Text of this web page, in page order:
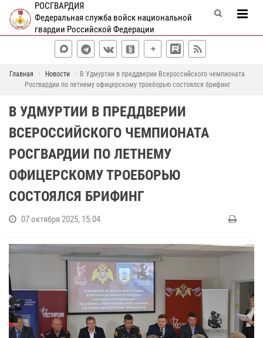
РОСГВАРДИЯ
Федеральная служба войск национальной
гвардии Российской Федерации
Главная Новости
В Удмуртии в преддверии Всероссийского чемпионата
Росгвардии по летнему офицерскому троеборью состоялся брифинг
В УДМУРТИИ В ПРЕДДВЕРИИ
ВСЕРОССИЙСКОГО ЧЕМПИОНАТА
РОСГВАРДИИ ПО ЛЕТНЕМУ
ОФИЦЕРСКОМУ ТРОЕБОРЬЮ
СОСТОЯЛСЯ БРИФИНГ
07 октября 2025, 15:04